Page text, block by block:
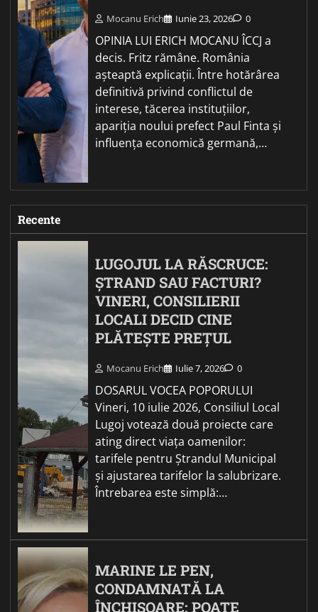
Mocanu Erich Iunie 23, 2026 0
OPINIA LUI ERICH MOCANU ÎCCJ a
decis. Fritz rămâne. România
așteaptă explicații. Între hotărârea
definitivă privind conflictul de
interese, tăcerea instituțiilor,
apariția noului prefect Paul Finta și
influența economică germană,…
Recente
LUGOJUL LA RĂSCRUCE:
ȘTRAND SAU FACTURI?
VINERI, CONSILIERII
LOCALI DECID CINE
PLĂTEȘTE PREȚUL
Mocanu Erich Iulie 7, 2026 0
DOSARUL VOCEA POPORULUI
Vineri, 10 iulie 2026, Consiliul Local
Lugoj votează două proiecte care
ating direct viața oamenilor:
tarifele pentru Ștrandul Municipal
și ajustarea tarifelor la salubrizare.
Întrebarea este simplă:…
MARINE LE PEN,
CONDAMNATĂ LA
ÎNCHISOARE: POATE